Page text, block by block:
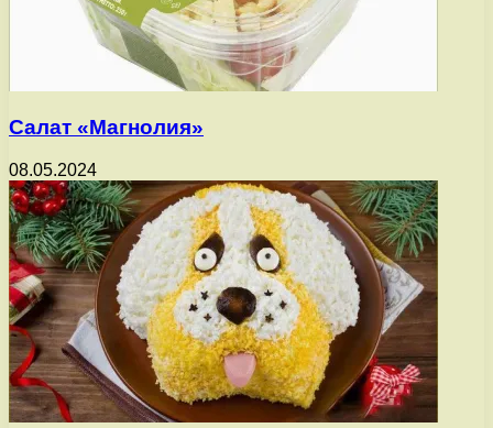
Салат «Магнолия»
08.05.2024